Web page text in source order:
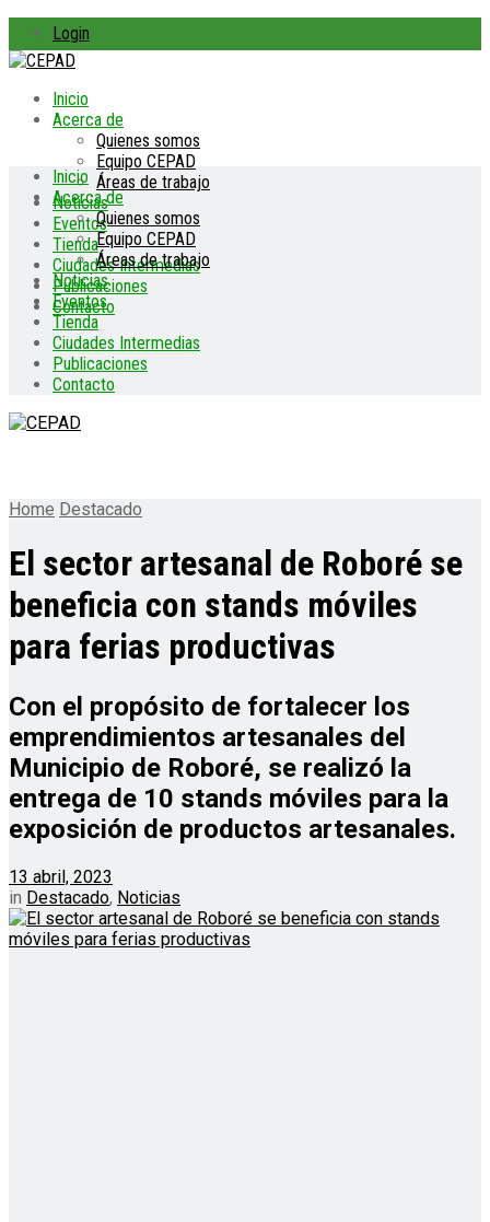
Login
Inicio
Acerca de
Quienes somos
Equipo CEPAD
Áreas de trabajo
Noticias
Eventos
Tienda
Ciudades Intermedias
Publicaciones
Contacto
Inicio
Acerca de
Quienes somos
Equipo CEPAD
Áreas de trabajo
Noticias
Eventos
Tienda
Ciudades Intermedias
Publicaciones
Contacto
Home Destacado
El sector artesanal de Roboré se
beneficia con stands móviles
para ferias productivas
Con el propósito de fortalecer los
emprendimientos artesanales del
Municipio de Roboré, se realizó la
entrega de 10 stands móviles para la
exposición de productos artesanales.
13 abril, 2023
in Destacado, Noticias